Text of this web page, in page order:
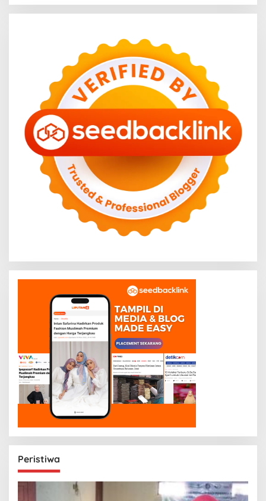
Peristiwa